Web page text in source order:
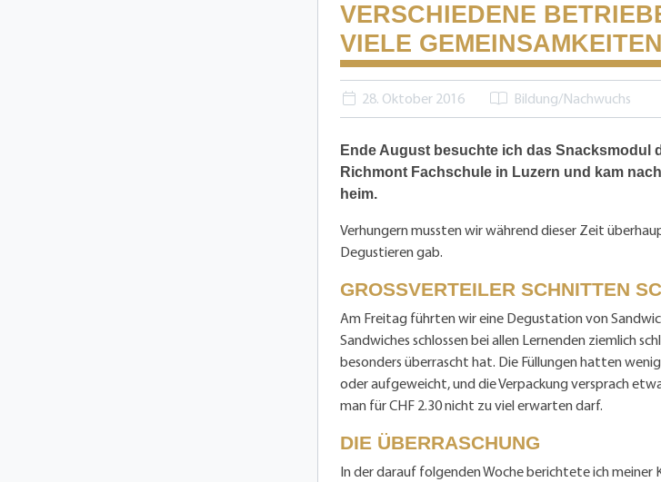
VERSCHIEDENE
VIELE GEMEINSAMKEITEN
28. Oktober 2016 Bildung/Nachwuchs
Ende August besuchte ich das Snacksmodul
Richmont Fachschule in Luzern und kam
heim.
Verhungern mussten wir während dieser Zeit
Degustieren gab.
GROSSVERTEILER SCHNITTEN
Am Freitag führten wir eine Degustation von
Sandwiches schlossen bei allen Lernenden ziemlich
besonders überrascht hat. Die Füllungen hatten
oder aufgeweicht, und die Verpackung versprach
man für CHF 2.30 nicht zu viel erwarten darf.
DIE ÜBERRASCHUNG
In der darauf folgenden Woche berichtete ich meiner